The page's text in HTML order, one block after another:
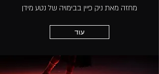
מחזה מאת ניק פיין בבימויה של נטע מידן
עוד